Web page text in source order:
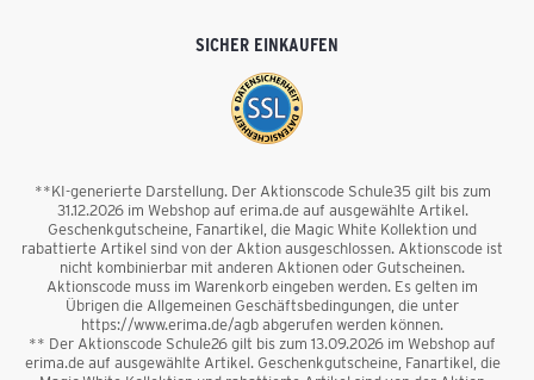
SICHER EINKAUFEN
**KI-generierte Darstellung. Der Aktionscode Schule35 gilt bis zum
31.12.2026 im Webshop auf erima.de auf ausgewählte Artikel.
Geschenkgutscheine, Fanartikel, die Magic White Kollektion und
rabattierte Artikel sind von der Aktion ausgeschlossen. Aktionscode ist
nicht kombinierbar mit anderen Aktionen oder Gutscheinen.
Aktionscode muss im Warenkorb eingeben werden. Es gelten im
Übrigen die Allgemeinen Geschäftsbedingungen, die unter
https://www.erima.de/agb abgerufen werden können.
** Der Aktionscode Schule26 gilt bis zum 13.09.2026 im Webshop auf
erima.de auf ausgewählte Artikel. Geschenkgutscheine, Fanartikel, die